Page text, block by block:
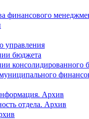
финансового
управления
бюджета
консолидированного
Архив
отдела. Архив